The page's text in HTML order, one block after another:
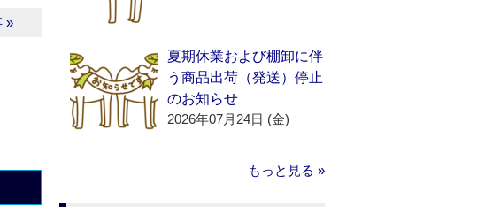
»
夏期休業および棚卸に伴
う商品出荷（発送）停止
のお知らせ
2026年07月24日 (金)
もっと見る »